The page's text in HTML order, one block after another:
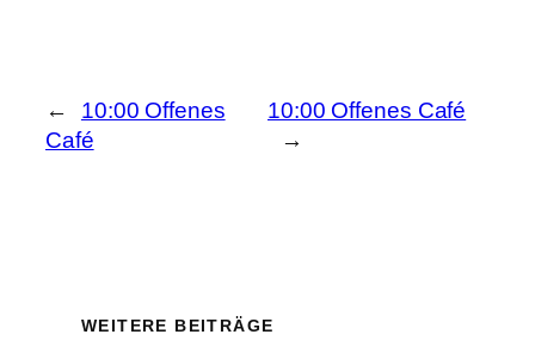
←
10:00 Offenes
Café
10:00 Offenes Café
→
WEITERE BEITRÄGE